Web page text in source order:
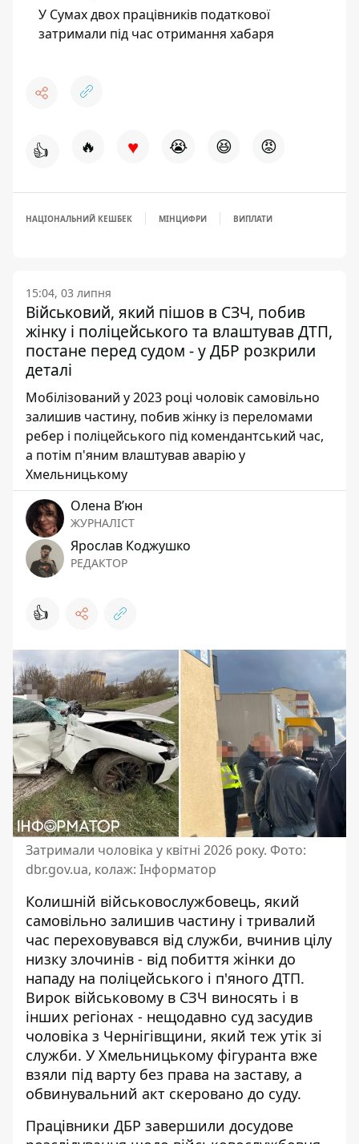
У Сумах двох працівників податкової
затримали під час отримання хабаря
👍 🔥 ♥ 😭 😆 😡
НАЦІОНАЛЬНИЙ КЕШБЕК МІНЦИФРИ ВИПЛАТИ
15:04, 03 липня
Військовий, який пішов в СЗЧ, побив
жінку і поліцейського та влаштував ДТП,
постане перед судом - у ДБР розкрили
деталі
Мобілізований у 2023 році чоловік самовільно
залишив частину, побив жінку із переломами
ребер і поліцейського під комендантський час,
а потім п'яним влаштував аварію у
Хмельницькому
Олена Вʼюн
ЖУРНАЛІСТ
Ярослав Коджушко
РЕДАКТОР
👍
Затримали чоловіка у квітні 2026 року. Фото:
dbr.gov.ua, колаж: Інформатор
Колишній військовослужбовець, який
самовільно залишив частину і тривалий
час переховувався від служби, вчинив цілу
низку злочинів - від побиття жінки до
нападу на поліцейського і п'яного ДТП.
Вирок військовому в СЗЧ виносять і в
інших регіонах - нещодавно суд засудив
чоловіка з Чернігівщини, який теж утік зі
служби. У Хмельницькому фігуранта вже
взяли під варту без права на заставу, а
обвинувальний акт скеровано до суду.
Працівники ДБР завершили досудове